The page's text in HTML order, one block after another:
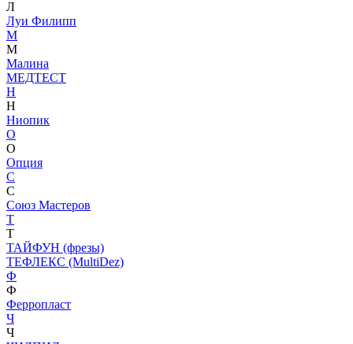
Л
Луи Филипп
М
М
Малина
МЕДТЕСТ
Н
Н
Ниопик
О
О
Опция
С
С
Союз Мастеров
Т
Т
ТАЙФУН (фрезы)
ТЕФЛЕКС (MultiDez)
Ф
Ф
Ферропласт
Ч
Ч